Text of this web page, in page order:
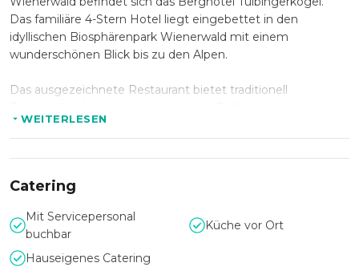
Das familiäre 4-Stern Hotel liegt eingebettet in den
idyllischen Biosphärenpark Wienerwald mit einem
wunderschönen Blick bis zu den Alpen.
Das ausgezeichnete Restaurant bietet traditionell
Weinkeller ist mit über 1400 edlen Tropfen bestückt. Neben
dem Restaurant befindet sich der „Erste Internationale
Sommelier-Weingarten“ mit Reben aus 30 verschiedenen
Ländern, die anlässlich der Sommelier-WM 1998 von den
Landesvertretern gepflanzt wurden.
Der Seminar- und Veranstaltungsbereich umfasst 900 m2
für Tagungen und Konferenzen, sowie Feiern und Bankette
aller Art von 2 – 250 Personen. Alle 8 Seminarräume
WEITERLESEN
Catering
Mit Servicepersonal
buchbar
Küche vor Ort
Hauseigenes Catering